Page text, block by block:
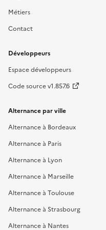
Métiers
Contact
Développeurs
Espace développeurs
Code source v1.857.6
Alternance par ville
Alternance à Bordeaux
Alternance à Paris
Alternance à Lyon
Alternance à Marseille
Alternance à Toulouse
Alternance à Strasbourg
Alternance à Nantes